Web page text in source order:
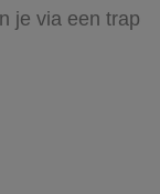
je via een trap